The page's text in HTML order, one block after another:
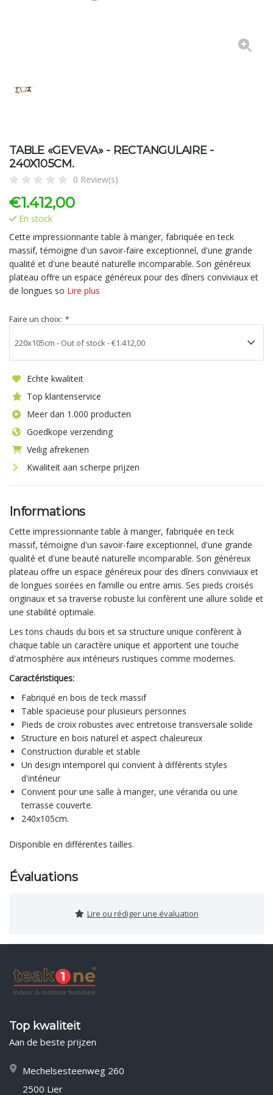
TABLE «GEVEVA» - RECTANGULAIRE -
240X105CM.
0 Review(s)
€1.412,00
En stock
Cette impressionnante table à manger, fabriquée en teck
massif, témoigne d'un savoir-faire exceptionnel, d'une grande
qualité et d'une beauté naturelle incomparable. Son généreux
plateau offre un espace généreux pour des dîners conviviaux et
de longues so Lire plus
Faire un choix: *
Echte kwaliteit
Top klantenservice
Meer dan 1.000 producten
Goedkope verzending
Veilig afrekenen
Kwaliteit aan scherpe prijzen
Informations
Cette impressionnante table à manger, fabriquée en teck
massif, témoigne d'un savoir-faire exceptionnel, d'une grande
qualité et d'une beauté naturelle incomparable. Son généreux
plateau offre un espace généreux pour des dîners conviviaux et
de longues soirées en famille ou entre amis. Ses pieds croisés
originaux et sa traverse robuste lui confèrent une allure solide et
une stabilité optimale.
Les tons chauds du bois et sa structure unique confèrent à
chaque table un caractère unique et apportent une touche
d'atmosphère aux intérieurs rustiques comme modernes.
Caractéristiques:
Fabriqué en bois de teck massif
Table spacieuse pour plusieurs personnes
Pieds de croix robustes avec entretoise transversale solide
Structure en bois naturel et aspect chaleureux
Construction durable et stable
Un design intemporel qui convient à différents styles
d'intérieur
Convient pour une salle à manger, une véranda ou une
terrasse couverte.
240x105cm.
Disponible en différentes tailles.
Évaluations
Lire ou rédiger une évaluation
Top kwaliteit
Aan de beste prijzen
Mechelsesteenweg 260
2500 Lier